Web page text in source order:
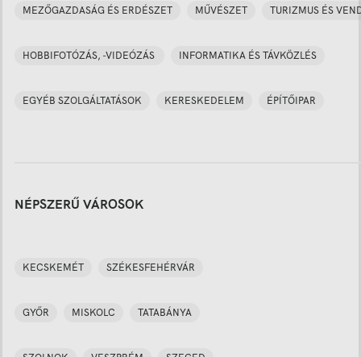
MEZŐGAZDASÁG ÉS ERDÉSZET MŰVÉSZET TURIZMUS ÉS
HOBBIFOTÓZÁS, -VIDEÓZÁS INFORMATIKA ÉS TÁVKÖZLÉS
EGYÉB SZOLGÁLTATÁSOK KERESKEDELEM ÉPÍTŐIPAR
NÉPSZERŰ VÁROSOK
KECSKEMÉT SZÉKESFEHÉRVÁR
GYŐR MISKOLC TATABÁNYA